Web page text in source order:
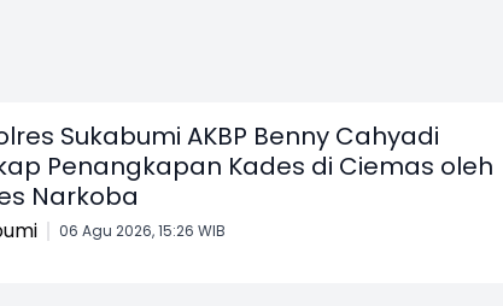
Sukabumi AKBP Benny Cahyadi
Penangkapan Kades di Ciemas oleh
Narkoba
06 Agu 2026, 15:26 WIB